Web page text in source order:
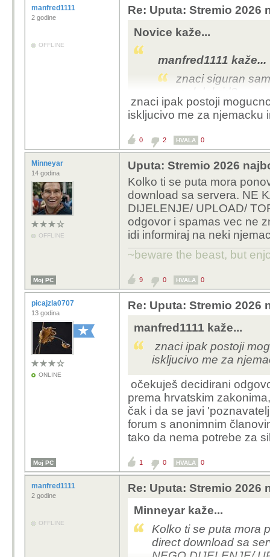
manfred1111
2 godine
OFFLINE
Re: Uputa: Stremio 2026
Novice kaže...
manfred1111 kaže...
znaci siguran
real debrid?
zar me ne mogu
download
znaci ipak postoji
iskljucivo me za njemacku
0 2 HVALA 0
Minneyar
14 godina
OFFLINE
Uputa: Stremio 2026
Kolko ti se puta mora
download sa servera. NE
DIJELENJE/ UPLOAD/
odgovor i spamas vec ne
idi informiraj na neki
~beware the beast, but
Moj PC 9 0 HVALA 0
picajzla0707
13 godina
ONLINE
Re: Uputa: Stremio 2026
manfred1111 kaže...
znaci ipak postoji
iskljucivo me za
očekuješ decidirani
prema hrvatskim
čak i da se javi
forum s anonimnim
tako da nema potrebe za
Moj PC 1 0 HVALA 0
manfred1111
2 godine
OFFLINE
Re: Uputa: Stremio 2026
Minneyar kaže...
Kolko ti se puta mora
direct download sa